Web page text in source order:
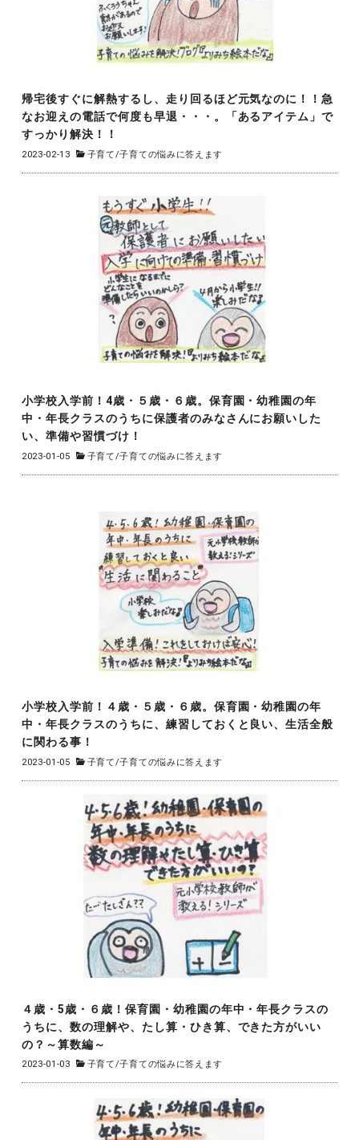
帰宅後すぐに解熱するし、走り回るほど元気なのに！！急
なお迎えの電話で何度も早退・・・。「あるアイテム」で
すっかり解決！！
2023-02-13 子育て/子育ての悩みに答えます
小学校入学前！4歳・５歳・６歳。保育園・幼稚園の年
中・年長クラスのうちに保護者のみなさんにお願いした
い、準備や習慣づけ！
2023-01-05 子育て/子育ての悩みに答えます
小学校入学前！４歳・５歳・６歳。保育園・幼稚園の年
中・年長クラスのうちに、練習しておくと良い、生活全般
に関わる事！
2023-01-05 子育て/子育ての悩みに答えます
４歳・5歳・６歳！保育園・幼稚園の年中・年長クラスの
うちに、数の理解や、たし算・ひき算、できた方がいい
の？～算数編～
2023-01-03 子育て/子育ての悩みに答えます